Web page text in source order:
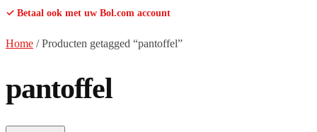
✓ Betaal ook met uw Bol.com account
Home /Producten getagged “pantoffel”
pantoffel